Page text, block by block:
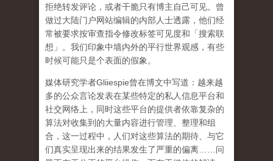
拒绝转发评论，或者干脆只有博主自己可见。曾
做过大陆门户网站编辑的内部人士透露，他们经
常被要求按审查指令修改标签可见度和「搜索联
想」。 我们印象中墙内外的平行世界观感，有些
时候可能只是个表面的假象。
媒体研究学者Gliiespie曾在博文中写道：越来越
多的公众言论发表在某些特定的私人信息平台和
社交网络上，同时这些平台的提供者依靠复杂的
算法对收集到的大量内容进行管理、整理和组
合，这一过程中，人们对这些算法的期待、与它
们真实呈现出来的结果发生了严重的偏离
问